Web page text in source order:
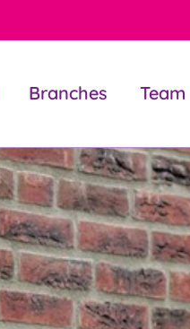
Branches Team